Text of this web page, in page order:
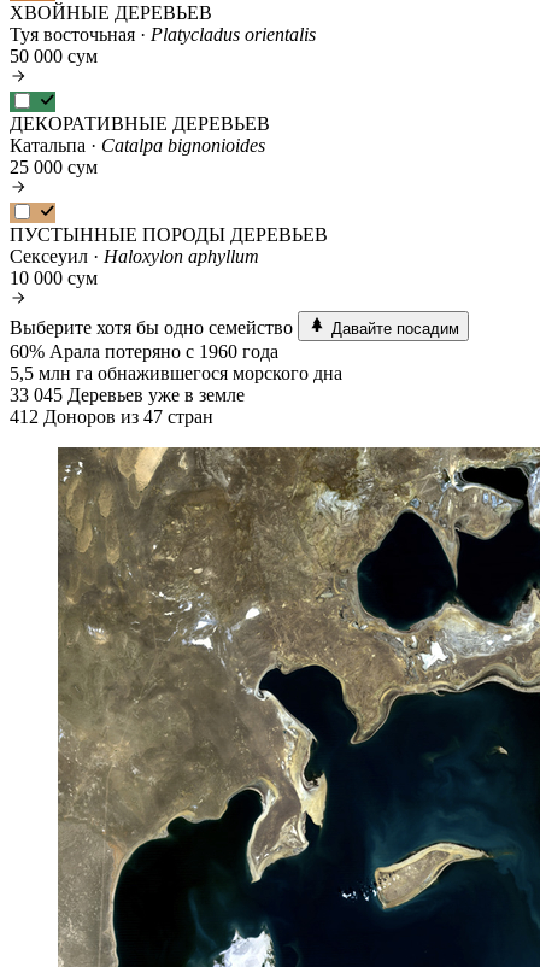
ХВОЙНЫЕ ДЕРЕВЬЕВ
Туя восточьная · Platycladus orientalis
50 000 сум
ДЕКОРАТИВНЫЕ ДЕРЕВЬЕВ
Катальпа · Catalpa bignonioides
25 000 сум
ПУСТЫННЫЕ ПОРОДЫ ДЕРЕВЬЕВ
Сексеуил · Haloxylon aphyllum
10 000 сум
Выберите хотя бы одно семейство Давайте посадим
60% Арала потеряно с 1960 года
5,5 млн га обнажившегося морского дна
33 045 Деревьев уже в земле
412 Доноров из 47 стран